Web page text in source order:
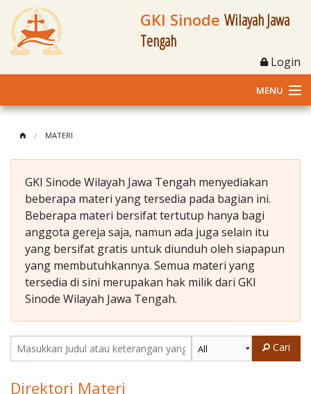
GKI Sinode Wilayah Jawa
Tengah
Login
MENU
Profil
Klasis dan Jemaat
Berita Kegiatan
Fasilitas
Materi
Penerbitan
MATERI
GKI Sinode Wilayah Jawa Tengah menyediakan
beberapa materi yang tersedia pada bagian ini.
Beberapa materi bersifat tertutup hanya bagi
anggota gereja saja, namun ada juga selain itu
yang bersifat gratis untuk diunduh oleh siapapun
yang membutuhkannya. Semua materi yang
tersedia di sini merupakan hak milik dari GKI
Sinode Wilayah Jawa Tengah.
Cari
Direktori Materi